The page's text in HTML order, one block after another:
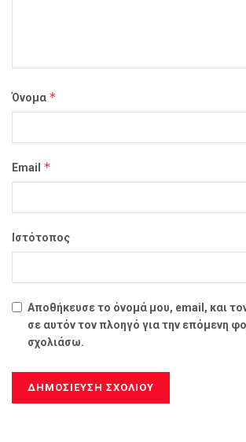
Όνομα *
Email *
Ιστότοπος
Αποθήκευσε το όνομά μου, email, και
σε αυτόν τον πλοηγό για την επόμενη
σχολιάσω.